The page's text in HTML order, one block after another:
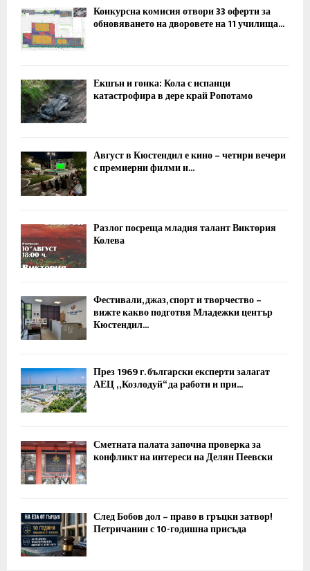
Конкурсна комисия отвори 33 оферти за
обновяването на дворовете на 11 училища...
Екшън и гонка: Кола с испанци
катастрофира в дере край Ропотамо
Август в Кюстендил е кино – четири вечери
с премиерни филми и...
Разлог посреща младия талант Виктория
Колева
Фестивали, джаз, спорт и творчество –
вижте какво подготвя Младежки център
Кюстендил...
През 1969 г. български експерти залагат
АЕЦ „Козлодуй“ да работи и при...
Сметната палата започна проверка за
конфликт на интереси на Делян Пеевски
След Бобов дол – право в гръцки затвор!
Петричанин с 10-годишна присъда